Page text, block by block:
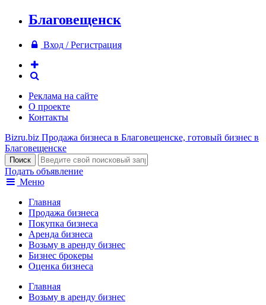
Благовещенск
Вход / Регистрация
Реклама на сайте
О проекте
Контакты
Bizru.biz Продажа бизнеса в Благовещенске, готовый бизнес в
Благовещенске
Подать объявление
Меню
Главная
Продажа бизнеса
Покупка бизнеса
Аренда бизнеса
Возьму в аренду бизнес
Бизнес брокеры
Оценка бизнеса
Главная
Возьму в аренду бизнес